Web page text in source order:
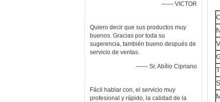
—— VICTOR
Quiero decir que sus productos muy
buenos. Gracias por toda su
sugerencia, también bueno después de
servicio de ventas.
—— Sr. Abílio Cipriano
Fácil hablar con, el servicio muy
profesional y rápido, la calidad de la